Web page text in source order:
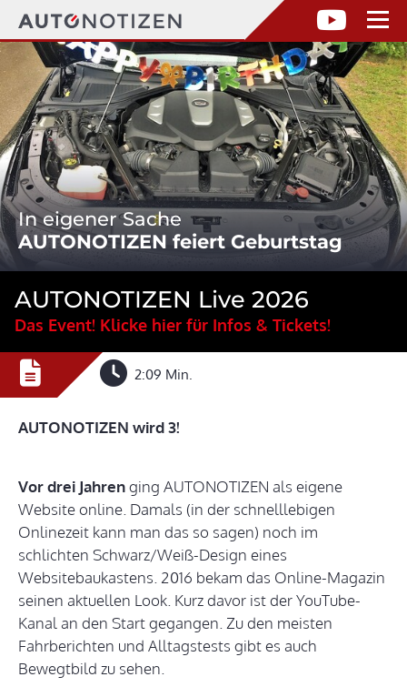
In eigener Sache
AUTONOTIZEN feiert Geburtstag
AUTONOTIZEN Live 2026
Das Event! Klicke hier für Infos & Tickets!
2:09 Min.
AUTONOTIZEN wird 3!
Vor drei Jahrenging AUTONOTIZEN als eigene
Website online. Damals (in der schnelllebigen
Onlinezeit kann man das so sagen) noch im
schlichten Schwarz/Weiß-Design eines
Websitebaukastens. 2016 bekam das Online-Magazin
seinen aktuellen Look. Kurz davor ist der YouTube-
Kanal an den Start gegangen. Zu den meisten
Fahrberichten und Alltagstests gibt es auch
Bewegtbild zu sehen.